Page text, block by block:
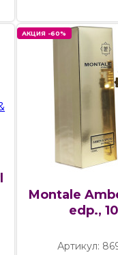
АКЦИЯ -60%
Montale
edp.,
Артикул: